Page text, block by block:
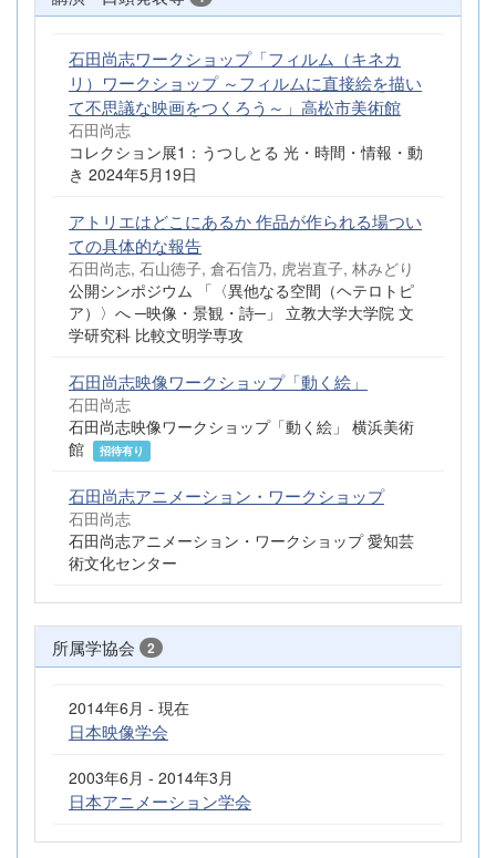
石田尚志ワークショップ「フィルム（キネカ
リ）ワークショップ ～フィルムに直接絵を描い
て不思議な映画をつくろう～」高松市美術館
石田尚志
コレクション展1：うつしとる 光・時間・情報・動
き 2024年5月19日
アトリエはどこにあるか 作品が作られる場つい
ての具体的な報告
石田尚志, 石山徳子, 倉石信乃, 虎岩直子, 林みどり
公開シンポジウム 「〈異他なる空間（ヘテロトピ
ア）〉へ ─映像・景観・詩─」 立教大学大学院 文
学研究科 比較文明学専攻
石田尚志映像ワークショップ「動く絵」
石田尚志
石田尚志映像ワークショップ「動く絵」 横浜美術
館
招待有り
石田尚志アニメーション・ワークショップ
石田尚志
石田尚志アニメーション・ワークショップ 愛知芸
術文化センター
所属学協会 2
2014年6月 - 現在
日本映像学会
2003年6月 - 2014年3月
日本アニメーション学会